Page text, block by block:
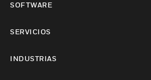
SOFTWARE
SERVICIOS
INDUSTRIAS